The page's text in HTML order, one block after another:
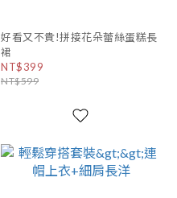
好看又不貴!拼接花朵蕾絲蛋糕長
裙
NT$399
NT$599